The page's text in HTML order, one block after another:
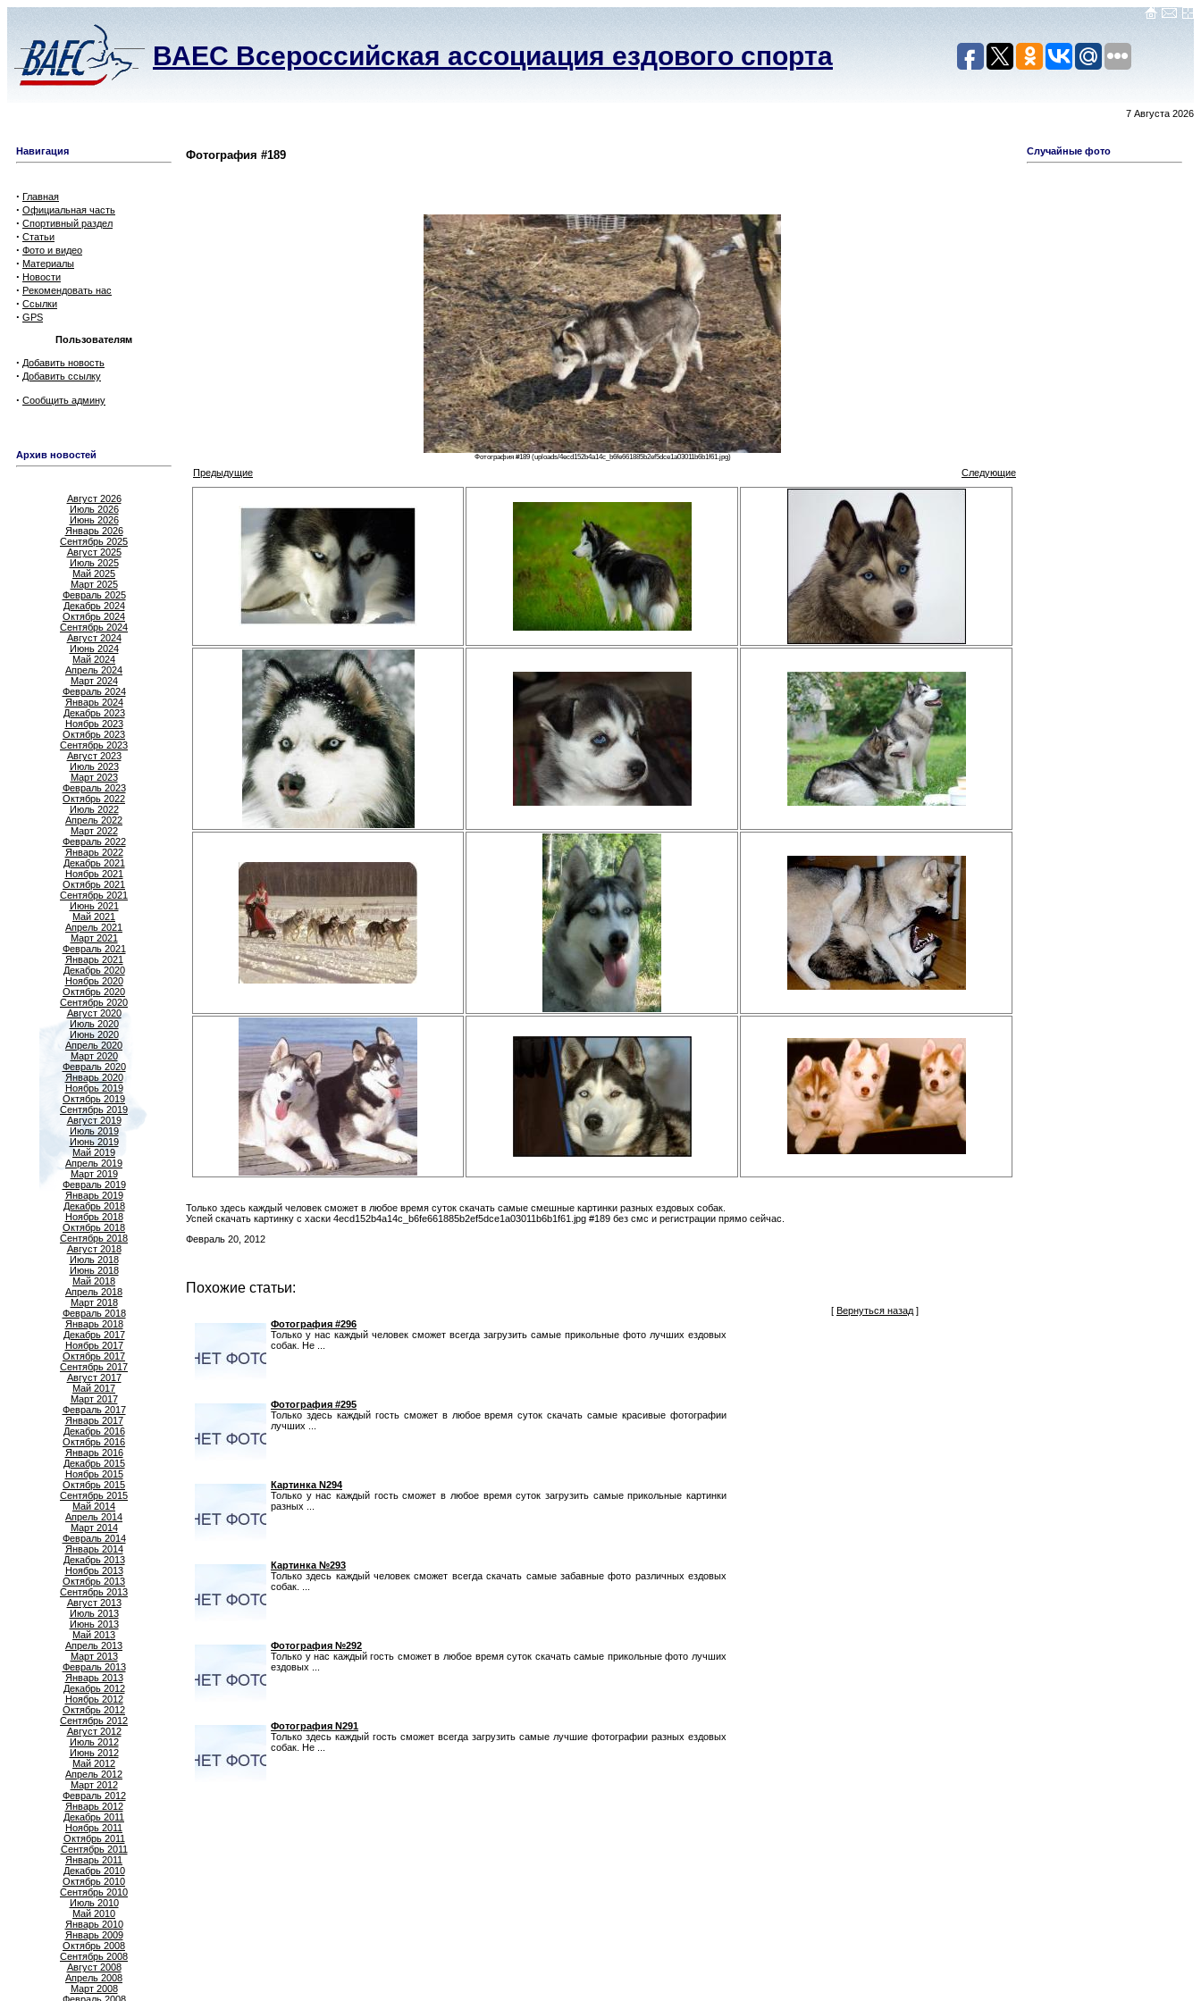
ВАЕС Всероссийская ассоциация ездового спорта
7 Августа 2026
Навигация
· Главная
· Официальная часть
· Спортивный раздел
· Статьи
· Фото и видео
· Материалы
· Новости
· Рекомендовать нас
· Ссылки
· GPS
Пользователям
· Добавить новость
· Добавить ссылку
· Сообщить админу
Архив новостей
Август 2026
Июль 2026
Июнь 2026
Январь 2026
Сентябрь 2025
Август 2025
Июль 2025
Май 2025
Март 2025
Февраль 2025
Декабрь 2024
Октябрь 2024
Сентябрь 2024
Август 2024
Июнь 2024
Май 2024
Апрель 2024
Март 2024
Февраль 2024
Январь 2024
Декабрь 2023
Ноябрь 2023
Октябрь 2023
Сентябрь 2023
Август 2023
Июль 2023
Март 2023
Февраль 2023
Октябрь 2022
Июль 2022
Апрель 2022
Март 2022
Февраль 2022
Январь 2022
Декабрь 2021
Ноябрь 2021
Октябрь 2021
Сентябрь 2021
Июнь 2021
Май 2021
Апрель 2021
Март 2021
Февраль 2021
Январь 2021
Декабрь 2020
Ноябрь 2020
Октябрь 2020
Сентябрь 2020
Август 2020
Июль 2020
Июнь 2020
Апрель 2020
Март 2020
Февраль 2020
Январь 2020
Ноябрь 2019
Октябрь 2019
Сентябрь 2019
Август 2019
Июль 2019
Июнь 2019
Май 2019
Апрель 2019
Март 2019
Февраль 2019
Январь 2019
Декабрь 2018
Ноябрь 2018
Октябрь 2018
Сентябрь 2018
Август 2018
Июль 2018
Июнь 2018
Май 2018
Апрель 2018
Март 2018
Февраль 2018
Январь 2018
Декабрь 2017
Ноябрь 2017
Октябрь 2017
Сентябрь 2017
Август 2017
Май 2017
Март 2017
Февраль 2017
Январь 2017
Декабрь 2016
Октябрь 2016
Январь 2016
Декабрь 2015
Ноябрь 2015
Октябрь 2015
Сентябрь 2015
Май 2014
Апрель 2014
Март 2014
Февраль 2014
Январь 2014
Декабрь 2013
Ноябрь 2013
Октябрь 2013
Сентябрь 2013
Август 2013
Июль 2013
Июнь 2013
Май 2013
Апрель 2013
Март 2013
Февраль 2013
Январь 2013
Декабрь 2012
Ноябрь 2012
Октябрь 2012
Сентябрь 2012
Август 2012
Июль 2012
Июнь 2012
Май 2012
Апрель 2012
Март 2012
Февраль 2012
Январь 2012
Декабрь 2011
Ноябрь 2011
Октябрь 2011
Сентябрь 2011
Январь 2011
Декабрь 2010
Октябрь 2010
Сентябрь 2010
Июль 2010
Май 2010
Январь 2010
Январь 2009
Октябрь 2008
Сентябрь 2008
Август 2008
Апрель 2008
Март 2008
Фотография #189
Фотография #189 (uploads/4ecd152b4a14c_b6fe661885b2ef5dce1a03011b6b1f61.jpg)
Предыдущие Следующие
Только здесь каждый человек сможет в любое время суток скачать самые смешные картинки разных ездовых собак.
Успей скачать картинку с хаски 4ecd152b4a14c_b6fe661885b2ef5dce1a03011b6b1f61.jpg #189 без смс и регистрации прямо сейчас.
Февраль 20, 2012
Похожие статьи:
Фотография #296
Только у нас каждый человек сможет всегда загрузить самые прикольные фото лучших ездовых
собак. Не ...
Фотография #295
Только здесь каждый гость сможет в любое время суток скачать самые красивые фотографии
лучших ...
Картинка N294
Только у нас каждый гость сможет в любое время суток загрузить самые прикольные картинки
разных ...
Картинка №293
Только здесь каждый человек сможет всегда скачать самые забавные фото различных ездовых
собак. ...
Фотография №292
Только у нас каждый гость сможет в любое время суток скачать самые прикольные фото лучших
ездовых ...
Фотография N291
Только здесь каждый гость сможет всегда загрузить самые лучшие фотографии разных ездовых
собак. Не ...
[ Вернуться назад ]
Случайные фото